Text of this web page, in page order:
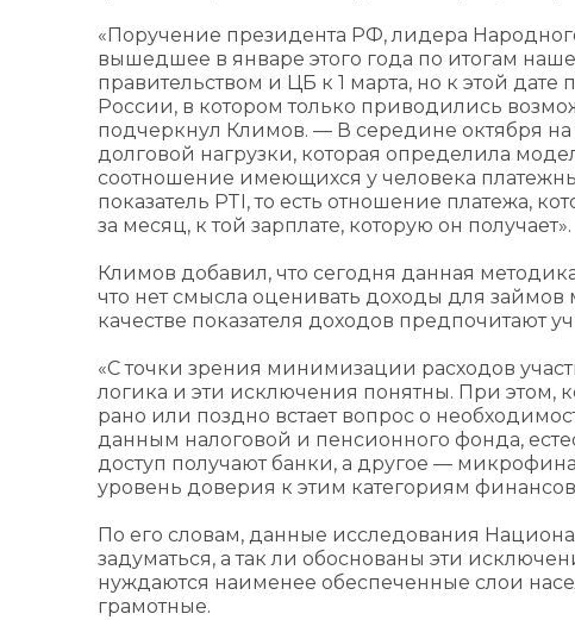
«Поручение президента РФ, лидера
вышедшее в январе этого года по итогам
правительством и ЦБ к 1 марта, но к этой
России, в котором только приводились
подчеркнул Климов. — В середине октября
долговой нагрузки, которая определила
соотношение имеющихся у человека
показатель PTI, то есть отношение платежа,
за месяц, к той зарплате, которую он получает».
Климов добавил, что сегодня данная
что нет смысла оценивать доходы для займов
качестве показателя доходов предпочитают
«С точки зрения минимизации расходов
логика и эти исключения понятны. При этом,
рано или поздно встает вопрос о
данным налоговой и пенсионного фонда,
доступ получают банки, а другое —
уровень доверия к этим категориям
По его словам, данные исследования
задуматься, а так ли обоснованы эти
нуждаются наименее обеспеченные слои
грамотные.